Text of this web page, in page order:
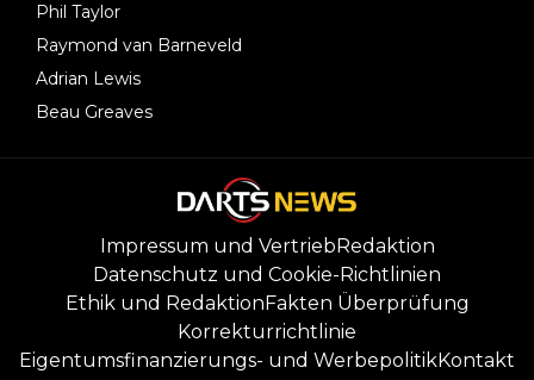
Phil Taylor
Raymond van Barneveld
Adrian Lewis
Beau Greaves
Impressum und VertriebRedaktion
Datenschutz und Cookie-Richtlinien
Ethik und RedaktionFakten Überprüfung
Korrekturrichtlinie
Eigentumsfinanzierungs- und WerbepolitikKontakt